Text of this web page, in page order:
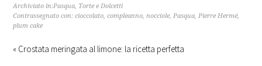
Archiviato in:Pasqua, Torte e Dolcetti
Contrassegnato con:cioccolato,compleanno,nocciole,Pasqua,Pierre Hermé,
plum cake
« Crostata meringata al limone: la ricetta perfetta